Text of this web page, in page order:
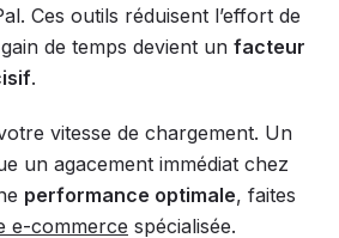
Ces outils réduisent l’effort de
de temps devient un facteur
.
vitesse de chargement. Un
un agacement immédiat chez
performance optimale, faites
e-commerce spécialisée.